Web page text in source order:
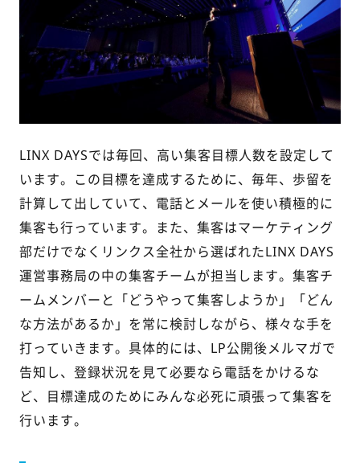
LINX DAYSでは毎回、高い集客目標人数を設定して
います。この目標を達成するために、毎年、歩留を
計算して出していて、電話とメールを使い積極的に
集客も行っています。また、集客はマーケティング
部だけでなくリンクス全社から選ばれたLINX DAYS
運営事務局の中の集客チームが担当します。集客チ
ームメンバーと「どうやって集客しようか」「どん
な方法があるか」を常に検討しながら、様々な手を
打っていきます。具体的には、LP公開後メルマガで
告知し、登録状況を見て必要なら電話をかけるな
ど、目標達成のためにみんな必死に頑張って集客を
行います。